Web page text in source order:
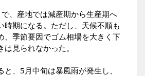
、産地では減産期から生産期へ
時期になる。ただし、天候不順も
、季節要因でゴム相場を大きく下
見られなかった。
、5月中旬は暴風雨が発生し、